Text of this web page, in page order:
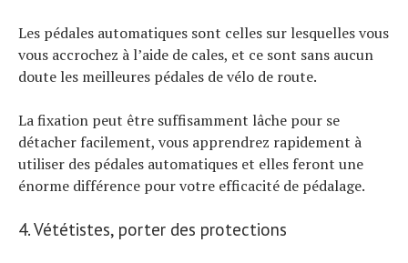
Les pédales automatiques sont celles sur lesquelles vous
vous accrochez à l’aide de cales, et ce sont sans aucun
doute les meilleures pédales de vélo de route.
La fixation peut être suffisamment lâche pour se
détacher facilement, vous apprendrez rapidement à
utiliser des pédales automatiques et elles feront une
énorme différence pour votre efficacité de pédalage.
4. Vététistes, porter des protections